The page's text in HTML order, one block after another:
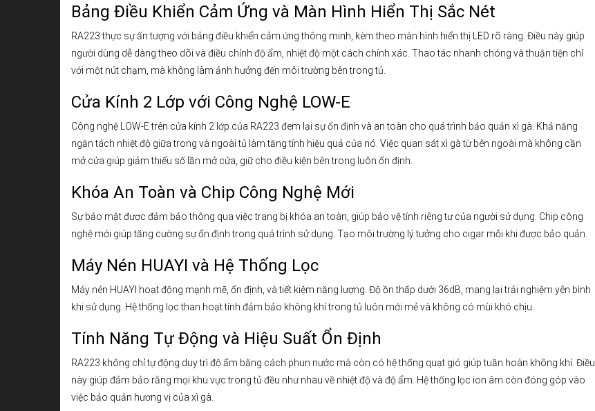
Bảng Điều Khiển Cảm Ứng và Màn Hình Hiển Thị Sắc Nét
RA223 thực sự ấn tượng với bảng điều khiển cảm ứng thông minh, kèm theo màn hình hiển thị LED rõ ràng. Điều này giúp
người dùng dễ dàng theo dõi và điều chỉnh độ ẩm, nhiệt độ một cách chính xác. Thao tác nhanh chóng và thuận tiện chỉ
với một nút chạm, mà không làm ảnh hưởng đến môi trường bên trong tủ.
Cửa Kính 2 Lớp với Công Nghệ LOW-E
Công nghệ LOW-E trên cửa kính 2 lớp của RA223 đem lại sự ổn định và an toàn cho quá trình bảo quản xì gà. Khả năng
ngăn tách nhiệt độ giữa trong và ngoài tủ làm tăng tính hiệu quả của nó. Việc quan sát xì gà từ bên ngoài mà không cần
mở cửa giúp giảm thiểu số lần mở cửa, giữ cho điều kiện bên trong luôn ổn định.
Khóa An Toàn và Chip Công Nghệ Mới
Sự bảo mật được đảm bảo thông qua việc trang bị khóa an toàn, giúp bảo vệ tính riêng tư của người sử dụng. Chip công
nghệ mới giúp tăng cường sự ổn định trong quá trình sử dụng. Tạo môi trường lý tưởng cho cigar mỗi khi được bảo quản.
Máy Nén HUAYI và Hệ Thống Lọc
Máy nén HUAYI hoạt động mạnh mẽ, ổn định, và tiết kiệm năng lượng. Độ ồn thấp dưới 36dB, mang lại trải nghiệm yên bình
khi sử dụng. Hệ thống lọc than hoạt tính đảm bảo không khí trong tủ luôn mới mẻ và không có mùi khó chịu.
Tính Năng Tự Động và Hiệu Suất Ổn Định
RA223 không chỉ tự động duy trì độ ẩm bằng cách phun nước mà còn có hệ thống quạt gió giúp tuần hoàn không khí. Điều
này giúp đảm bảo rằng mọi khu vực trong tủ đều như nhau về nhiệt độ và độ ẩm. Hệ thống lọc ion âm còn đóng góp vào
việc bảo quản hương vị của xì gà.